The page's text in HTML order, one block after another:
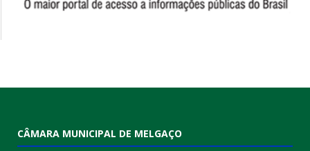
CÂMARA MUNICIPAL DE MELGAÇO